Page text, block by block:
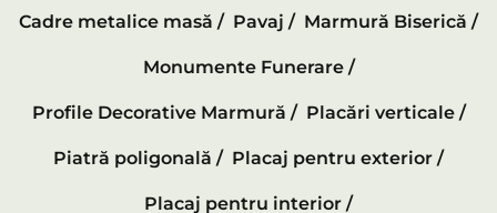
Cadre metalice masă / Pavaj / Marmură Biserică /
Monumente Funerare /
Profile Decorative Marmură / Placări verticale /
Piatră poligonală / Placaj pentru exterior /
Placaj pentru interior /